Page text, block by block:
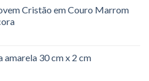
Cristão em Couro Marrom
amarela 30 cm x 2 cm